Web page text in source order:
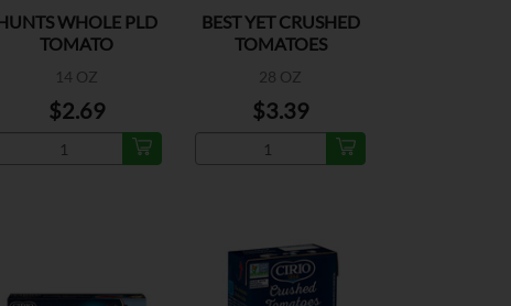
WHOLE PLD
TOMATO
14 OZ
$2.69
BEST YET CRUSHED
TOMATOES
28 OZ
$3.39